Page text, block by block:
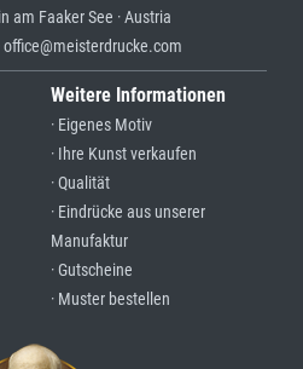
am Faaker See · Austria
office@meisterdrucke.com
Weitere Informationen
· Eigenes Motiv
· Ihre Kunst verkaufen
· Qualität
· Eindrücke aus unserer
Manufaktur
· Gutscheine
· Muster bestellen